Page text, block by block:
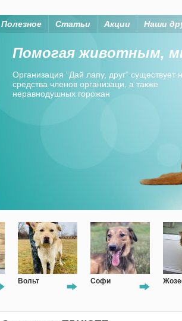
Полезное Статьи Акции Наши
Помогая животным,
Организация “Дай лапу, друг” существует
средства членов организаци, а также
неравнодушных горожан
Софи Жозефіна